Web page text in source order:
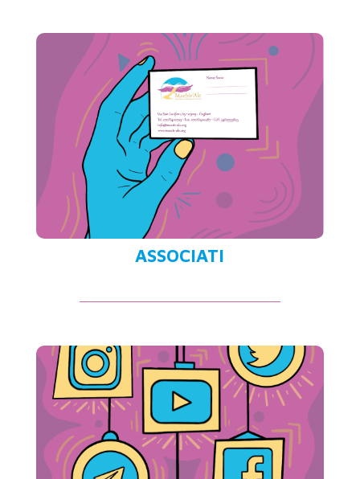
ASSOCIATI
Il socio MaeStr’Ale gode delle seguenti
prerogative:
possibilità di partecipazione gratuita all’i…
clicca qui
ASSOCIATI
SEGUICI
MaeStr’Ale a casa tua e ovunque
desideri… (
clicca qui